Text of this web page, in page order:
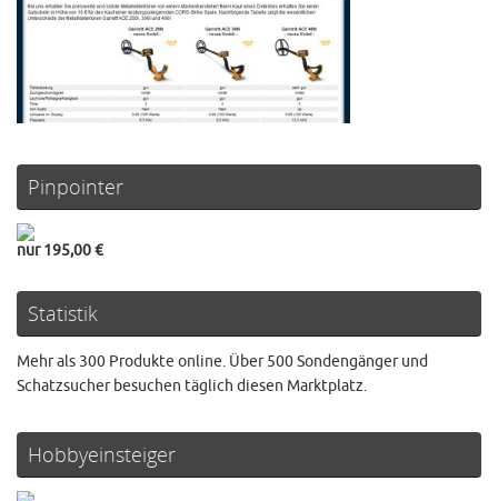
Pinpointer
nur 195,00 €
Statistik
Mehr als 300 Produkte online. Über 500 Sondengänger und
Schatzsucher besuchen täglich diesen Marktplatz.
Hobbyeinsteiger